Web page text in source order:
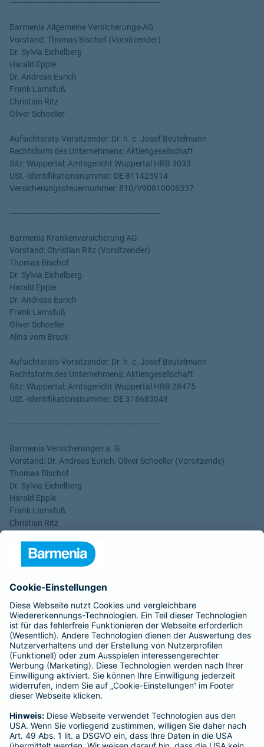
----------------------------------------------------------------
Barmenia Allgemeine Versicherungs-AG
Vorstand: Thomas Bischof (Vorsitzender)
Dr. Sylvia Eichelberg
Harald Epple
Dr. Andreas Eurich
Frank Lamsfuß
Christian Ritz
Oliver Schoeller
Aufsichtsrats-Vorsitzender: Dr. h. c. Josef Beutelmann
Rechtsform des Unternehmens: Aktiengesellschaft
Sitz: Wuppertal; Amtsgericht Wuppertal HRB 3033
USt.-Identifikationsnummer: DE 811425914
Versicherungssteuernummer: 810/V90810006337
----------------------------------------------------------------
Barmenia Krankenversicherung AG
Vorstand: Christian Ritz (Vorsitzender)
Thomas Bischof
Dr. Sylvia Eichelberg
Harald Epple
Dr. Andreas Eurich
Frank Lamsfuß
Oliver Schoeller
Alina vom Bruck
Aufsichtsrats-Vorsitzender: Dr. h. c. Josef Beutelmann
Rechtsform des Unternehmens: Aktiengesellschaft
Sitz: Wuppertal; Amtsgericht Wuppertal HRB 28475
USt.-Identifikationsnummer: DE 318683048
----------------------------------------------------------------
Barmenia Versicherungen a. G.
Vorstand: Dr. Andreas Eurich, Oliver Schoeller (Vorsitzende)
Thomas Bischof
Dr. Sylvia Eichelberg
Harald Epple
Frank Lamsfuß
Christian Ritz
Aufsichtsrats-Vorsitzender: Dr. h. c. Josef Beutelmann
Gegenseitigkeit
USt.-Identifikationsnummer: DE 121102508
----------------------------------------------------------------
Gothaer Lebensversicherung AG
Vorstand: Alina vom Bruck (Vorsitzende)
Thomas Bischof
Dr. Sylvia Eichelberg
Dr. Andreas Eurich
Frank Lamsfuß